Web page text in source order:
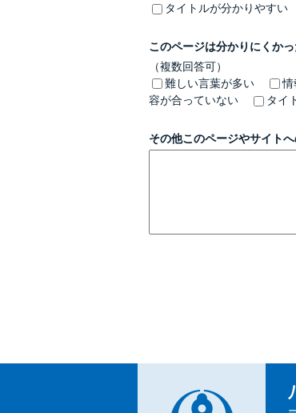
タイトルが分かりやすい
このページは分かりにくか
（複数回答可）
難しい言葉が多い
情
容が合っていない
タイ
その他このページやサイト